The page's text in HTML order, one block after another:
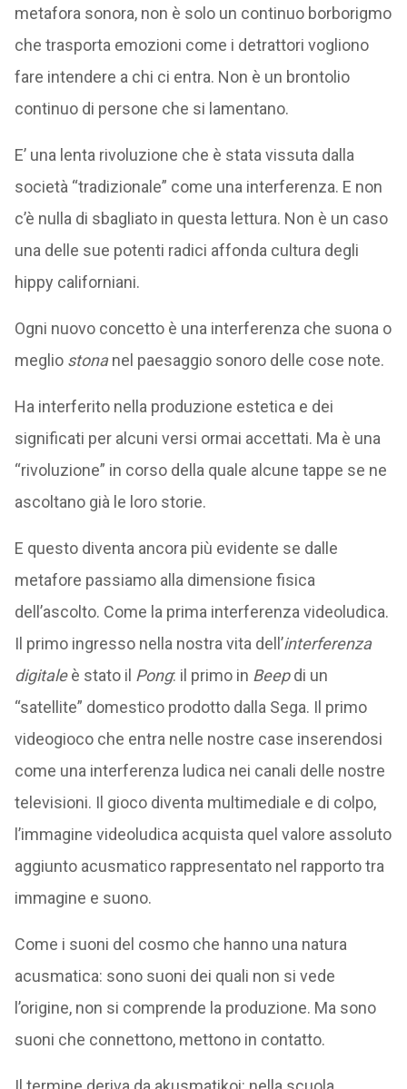
metafora sonora, non è solo un continuo borborigmo
che trasporta emozioni come i detrattori vogliono
fare intendere a chi ci entra. Non è un brontolio
continuo di persone che si lamentano.
E’ una lenta rivoluzione che è stata vissuta dalla
società “tradizionale” come una interferenza. E non
c’è nulla di sbagliato in questa lettura. Non è un caso
una delle sue potenti radici affonda cultura degli
hippy californiani.
Ogni nuovo concetto è una interferenza che suona o
meglio stonanel paesaggio sonoro delle cose note.
Ha interferito nella produzione estetica e dei
significati per alcuni versi ormai accettati. Ma è una
“rivoluzione” in corso della quale alcune tappe se ne
ascoltano già le loro storie.
E questo diventa ancora più evidente se dalle
metafore passiamo alla dimensione fisica
dell’ascolto. Come la prima interferenza videoludica.
Il primo ingresso nella nostra vita dell’interferenza
digitaleè stato il Pong: il primo in Beepdi un
“satellite” domestico prodotto dalla Sega. Il primo
videogioco che entra nelle nostre case inserendosi
come una interferenza ludica nei canali delle nostre
televisioni. Il gioco diventa multimediale e di colpo,
l’immagine videoludica acquista quel valore assoluto
aggiunto acusmatico rappresentato nel rapporto tra
immagine e suono.
Come i suoni del cosmo che hanno una natura
acusmatica: sono suoni dei quali non si vede
l’origine, non si comprende la produzione. Ma sono
suoni che connettono, mettono in contatto.